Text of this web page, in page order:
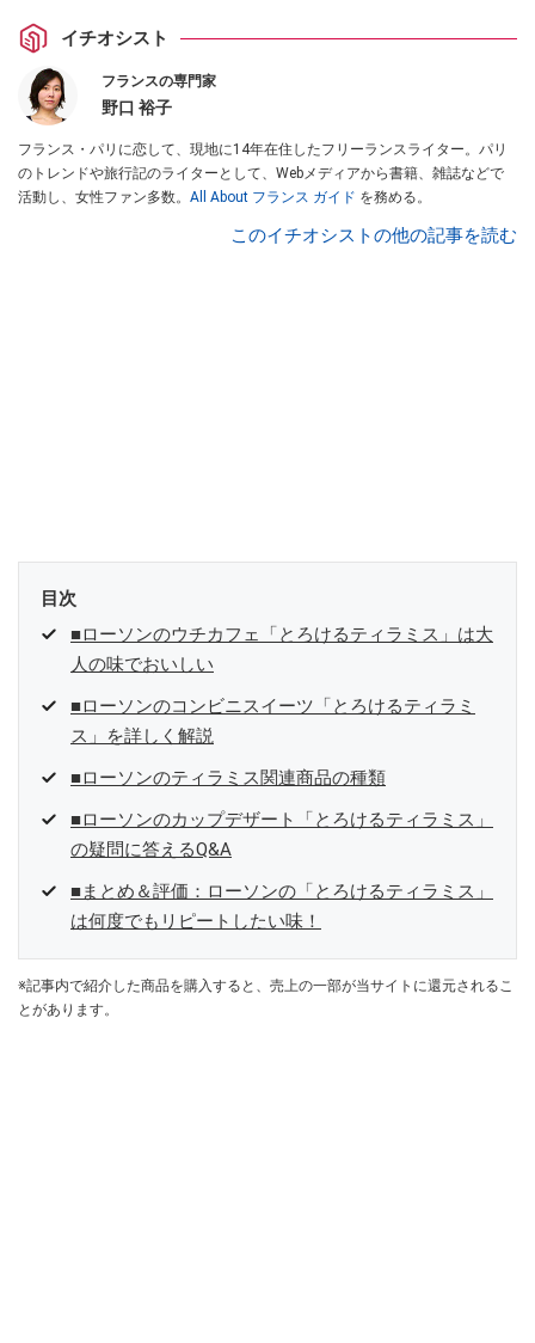
イチオシスト
フランスの専門家
野口 裕子
フランス・パリに恋して、現地に14年在住したフリーランスライター。パリ
のトレンドや旅行記のライターとして、Webメディアから書籍、雑誌などで
活動し、女性ファン多数。 All About フランス ガイド を務める。
このイチオシストの他の記事を読む
目次
■ローソンのウチカフェ「とろけるティラミス」は大
人の味でおいしい
■ローソンのコンビニスイーツ「とろけるティラミ
ス」を詳しく解説
■ローソンのティラミス関連商品の種類
■ローソンのカップデザート「とろけるティラミス」
の疑問に答えるQ&A
■まとめ＆評価：ローソンの「とろけるティラミス」
は何度でもリピートしたい味！
※記事内で紹介した商品を購入すると、売上の一部が当サイトに還元されるこ
とがあります。